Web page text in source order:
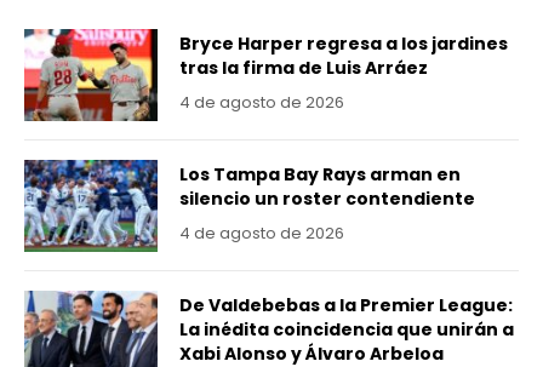
Bryce Harper regresa a los jardines
tras la firma de Luis Arráez
4 de agosto de 2026
Los Tampa Bay Rays arman en
silencio un roster contendiente
4 de agosto de 2026
De Valdebebas a la Premier League:
La inédita coincidencia que unirán a
Xabi Alonso y Álvaro Arbeloa